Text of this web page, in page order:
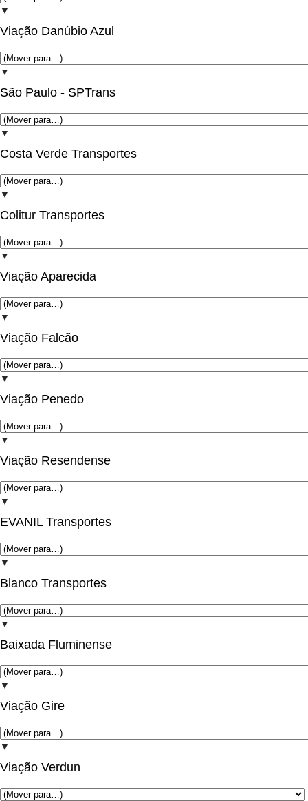
▼
Viação Danúbio Azul
▼
São Paulo - SPTrans
▼
Costa Verde Transportes
▼
Colitur Transportes
▼
Viação Aparecida
▼
Viação Falcão
▼
Viação Penedo
▼
Viação Resendense
▼
EVANIL Transportes
▼
Blanco Transportes
▼
Baixada Fluminense
▼
Viação Gire
▼
Viação Verdun